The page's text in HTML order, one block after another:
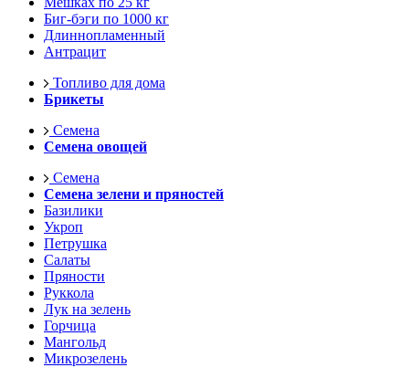
Биг-бэги по 1000 кг
Длиннопламенный
Антрацит
Топливо для дома
Брикеты
Семена
Семена овощей
Семена
Семена зелени и пряностей
Базилики
Укроп
Петрушка
Салаты
Пряности
Руккола
Лук на зелень
Горчица
Мангольд
Микрозелень